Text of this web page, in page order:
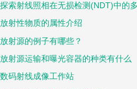
探索射线照相在无损检测(NDT)中的
放射性物质的属性介绍
放射源的例子有哪些？
放射源运输和曝光容器的种类有什么
数码射线成像工作站